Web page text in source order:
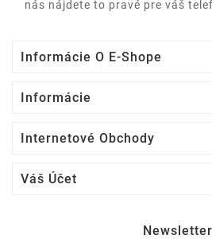
nás nájdete to pravé pre váš
Informácie O E-Shope
Informácie
Internetové Obchody
Váš Účet
Newsletter